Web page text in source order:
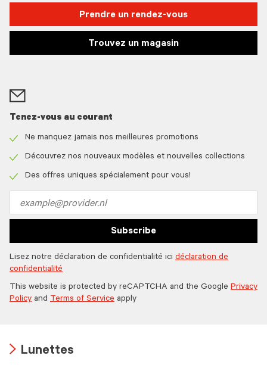
Prendre un rendez-vous
Trouvez un magasin
Tenez-vous au courant
icon
Ne manquez jamais nos meilleures promotions
icon
Découvrez nos nouveaux modèles et nouvelles collections
Des offres uniques spécialement pour vous!
address
Subscribe
Lisez notre déclaration de confidentialité ici déclaration de
confidentialité
This website is protected by reCAPTCHA and the Google Privacy
Policy and Terms of Service apply
Lunettes